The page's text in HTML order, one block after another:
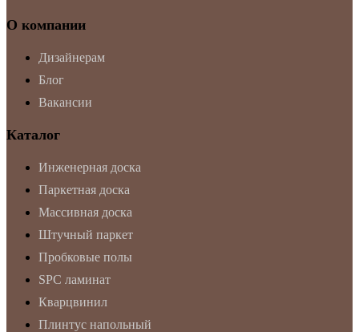
О компании
Дизайнерам
Блог
Вакансии
Каталог
Инженерная доска
Паркетная доска
Массивная доска
Штучный паркет
Пробковые полы
SPC ламинат
Кварцвинил
Плинтус напольный